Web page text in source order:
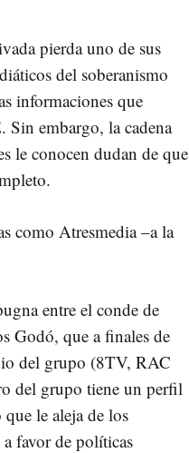
pierda uno de sus
del soberanismo
informaciones que
Sin embargo, la cadena
le conocen dudan de que
como Atresmedia –a la
entre el conde de
Godó, que a finales de
del grupo (8TV, RAC
del grupo tiene un perfil
le aleja de los
favor de políticas